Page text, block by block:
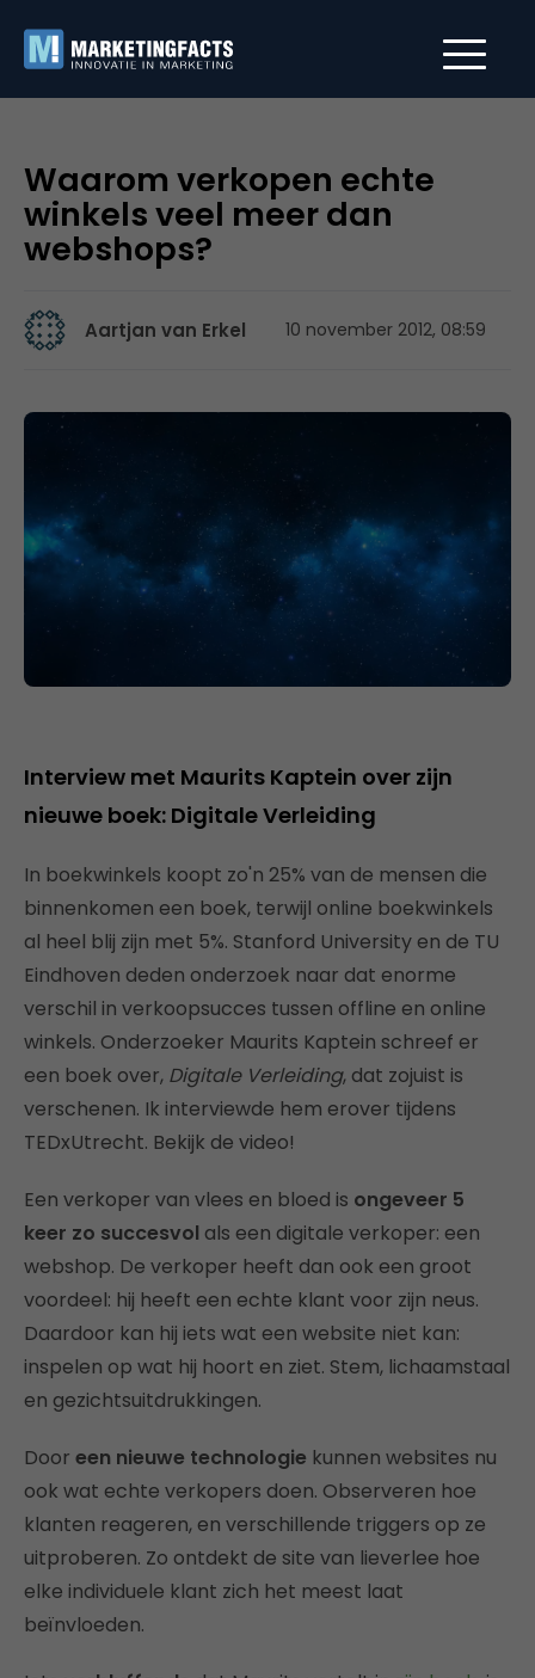
Waarom verkopen echte
winkels veel meer dan
webshops?
Aartjan van Erkel 10 november 2012, 08:59
Interview met Maurits Kaptein over zijn
nieuwe boek: Digitale Verleiding
In boekwinkels koopt zo'n 25% van de mensen die
binnenkomen een boek, terwijl online boekwinkels
al heel blij zijn met 5%. Stanford University en de TU
Eindhoven deden onderzoek naar dat enorme
verschil in verkoopsucces tussen offline en online
winkels. Onderzoeker Maurits Kaptein schreef er
een boek over, Digitale Verleiding, dat zojuist is
verschenen. Ik interviewde hem erover tijdens
TEDxUtrecht. Bekijk de video!
Een verkoper van vlees en bloed is ongeveer 5
keer zo succesvol als een digitale verkoper: een
webshop. De verkoper heeft dan ook een groot
voordeel: hij heeft een echte klant voor zijn neus.
Daardoor kan hij iets wat een website niet kan:
inspelen op wat hij hoort en ziet. Stem, lichaamstaal
en gezichtsuitdrukkingen.
Door een nieuwe technologie kunnen websites nu
ook wat echte verkopers doen. Observeren hoe
klanten reageren, en verschillende triggers op ze
uitproberen. Zo ontdekt de site van lieverlee hoe
elke individuele klant zich het meest laat
beïnvloeden.